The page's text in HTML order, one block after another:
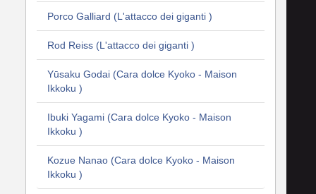
Porco Galliard (L'attacco dei giganti )
Rod Reiss (L'attacco dei giganti )
Yūsaku Godai (Cara dolce Kyoko - Maison
Ikkoku )
Ibuki Yagami (Cara dolce Kyoko - Maison
Ikkoku )
Kozue Nanao (Cara dolce Kyoko - Maison
Ikkoku )